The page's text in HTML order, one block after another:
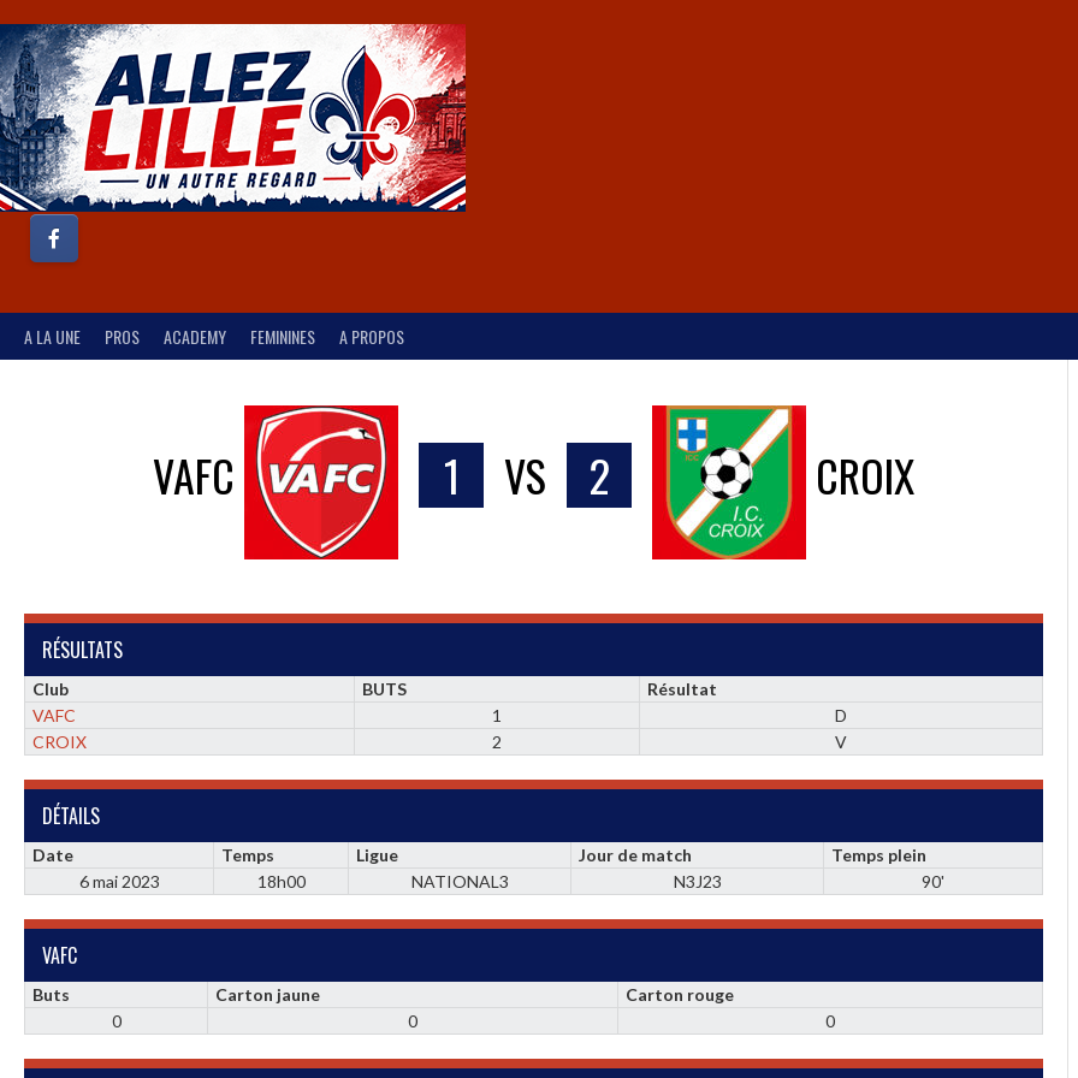
A LA UNE PROS ACADEMY FEMININES A PROPOS
VAFC 1 VS 2 CROIX
RÉSULTATS
Club BUTS
Résultat
VAFC
1
D
CROIX
2 V
DÉTAILS
Date Temps Ligue Jour de match
Temps plein
6 mai 2023
18h00 NATIONAL3 N3J23 90'
VAFC
Buts Carton jaune
Carton rouge
0
0 0